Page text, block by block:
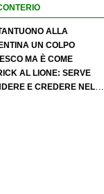
ALLA
UN COLPO
MA È COME
AL LIONE: SERVE
E CREDERE NELLO